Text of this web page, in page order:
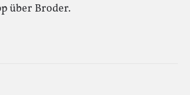
über Broder.